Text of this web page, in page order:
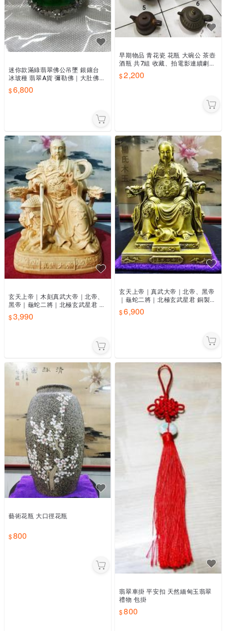
迷你款滿綠翡翠佛公吊墜 銀鑲台
冰玻種 翡翠A貨 彌勒佛｜大肚佛財
神 玉佛 笑佛 福氣佛
6,800
早期物品 青花瓷 花瓶 大碗公 茶壺
酒瓶 共7組 收藏、拍電影連續劇、
舞台劇皆可
2,200
玄天上帝｜木刻真武大帝｜北帝、
黑帝｜龜蛇二將｜北極玄武星君 武
當山 祖師爺 宗教 道教 禮盒
3,990
玄天上帝｜真武大帝｜北帝、黑帝
｜龜蛇二將｜北極玄武星君 銅製品
武當山 祖師爺銅像
6,900
藝術花瓶 大口徑花瓶
800
翡翠車掛 平安扣 天然緬甸玉翡翠
禮物 包掛
800